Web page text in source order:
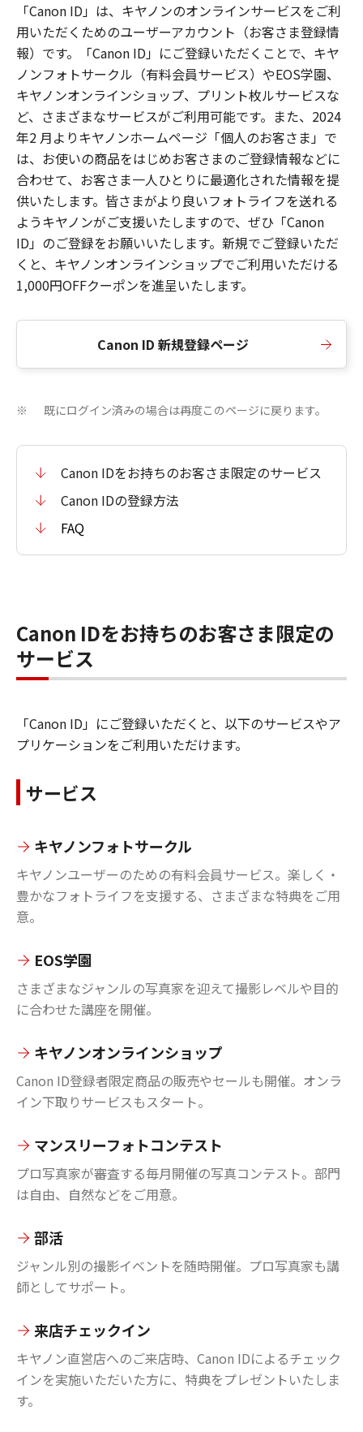
「Canon ID」は、キヤノンのオンラインサービスをご利
用いただくためのユーザーアカウント（お客さま登録情
報）です。「Canon ID」にご登録いただくことで、キヤ
ノンフォトサークル（有料会員サービス）やEOS学園、
キヤノンオンラインショップ、プリント枚ルサービスな
ど、さまざまなサービスがご利用可能です。また、2024
年2 月よりキヤノンホームページ「個人のお客さま」で
は、お使いの商品をはじめお客さまのご登録情報などに
合わせて、お客さま一人ひとりに最適化された情報を提
供いたします。皆さまがより良いフォトライフを送れる
ようキヤノンがご支援いたしますので、ぜひ「Canon
ID」のご登録をお願いいたします。新規でご登録いただ
くと、キヤノンオンラインショップでご利用いただける
1,000円OFFクーポンを進呈いたします。
Canon ID 新規登録ページ
※ 既にログイン済みの場合は再度このページに戻ります。
Canon IDをお持ちのお客さま限定のサービス
Canon IDの登録方法
FAQ
Canon IDをお持ちのお客さま限定の
サービス
「Canon ID」にご登録いただくと、以下のサービスやア
プリケーションをご利用いただけます。
サービス
キヤノンフォトサークル
キヤノンユーザーのための有料会員サービス。楽しく・
豊かなフォトライフを支援する、さまざまな特典をご用
意。
EOS学園
さまざまなジャンルの写真家を迎えて撮影レベルや目的
に合わせた講座を開催。
キヤノンオンラインショップ
Canon ID登録者限定商品の販売やセールも開催。オンラ
イン下取りサービスもスタート。
マンスリーフォトコンテスト
プロ写真家が審査する毎月開催の写真コンテスト。部門
は自由、自然などをご用意。
部活
ジャンル別の撮影イベントを随時開催。プロ写真家も講
師としてサポート。
来店チェックイン
キヤノン直営店へのご来店時、Canon IDによるチェック
インを実施いただいた方に、特典をプレゼントいたしま
す。